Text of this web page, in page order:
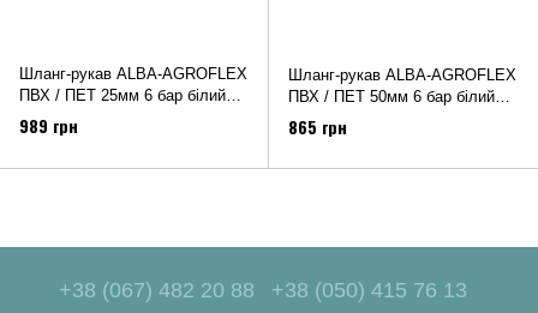
Шланг-рукав ALBA-АGROFLEX
ПВХ / ПЕТ 25мм 6 бар білий
30м
989 грн
Шланг-рукав ALBA-АGROFLEX
ПВХ / ПЕТ 50мм 6 бар білий
20м
865 грн
+38 (067) 482 20 88 +38 (050) 415 76 13